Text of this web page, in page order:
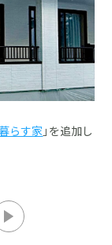
らす家」を追加し